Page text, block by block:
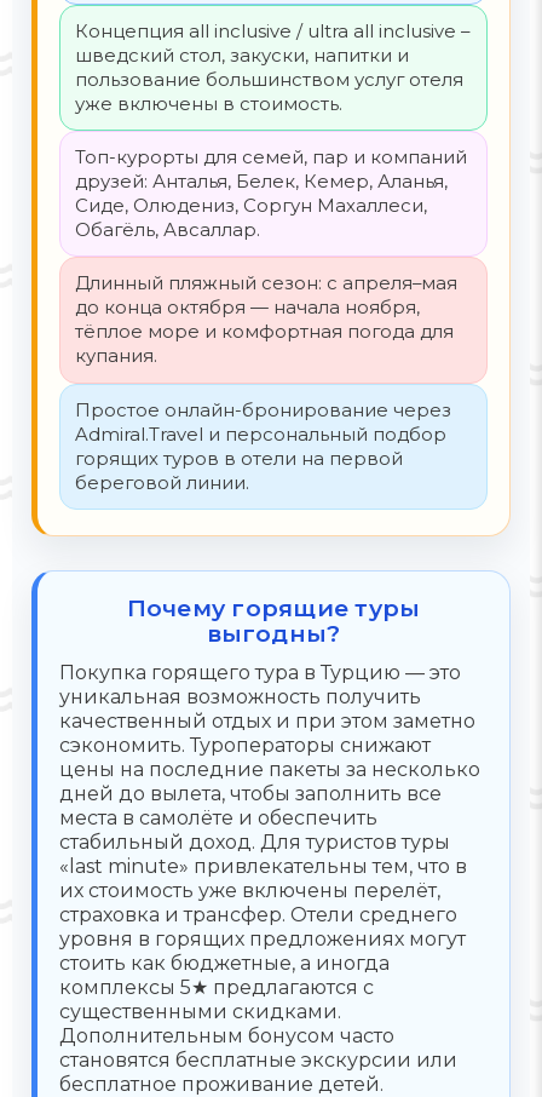
Концепция all inclusive / ultra all inclusive –
шведский стол, закуски, напитки и
пользование большинством услуг отеля
уже включены в стоимость.
Топ-курорты для семей, пар и компаний
друзей: Анталья, Белек, Кемер, Аланья,
Сиде, Олюдениз, Соргун Махаллеси,
Обагёль, Авсаллар.
Длинный пляжный сезон: с апреля–мая
до конца октября — начала ноября,
тёплое море и комфортная погода для
купания.
Простое онлайн-бронирование через
Admiral.Travel и персональный подбор
горящих туров в отели на первой
береговой линии.
Почему горящие туры
выгодны?
Покупка горящего тура в Турцию — это
уникальная возможность получить
качественный отдых и при этом заметно
сэкономить. Туроператоры снижают
цены на последние пакеты за несколько
дней до вылета, чтобы заполнить все
места в самолёте и обеспечить
стабильный доход. Для туристов туры
«last minute» привлекательны тем, что в
их стоимость уже включены перелёт,
страховка и трансфер. Отели среднего
уровня в горящих предложениях могут
стоить как бюджетные, а иногда
комплексы 5★ предлагаются с
существенными скидками.
Дополнительным бонусом часто
становятся бесплатные экскурсии или
бесплатное проживание детей.